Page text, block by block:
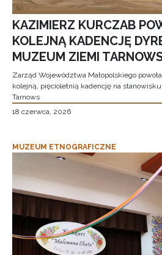
KAZIMIERZ KURCZAB
KOLEJNĄ KADENCJĘ
MUZEUM ZIEMI
Zarząd Województwa Małopolskiego
kolejną, pięcioletnią kadencję na
Tarnows
18 czerwca, 2026
MUZEUM ETNOGRAFICZNE